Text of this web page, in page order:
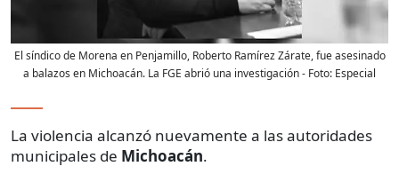
El síndico de Morena en Penjamillo, Roberto Ramírez Zárate, fue asesinado
a balazos en Michoacán. La FGE abrió una investigación- Foto: Especial
La violencia alcanzó nuevamente a las autoridades
municipales de Michoacán.